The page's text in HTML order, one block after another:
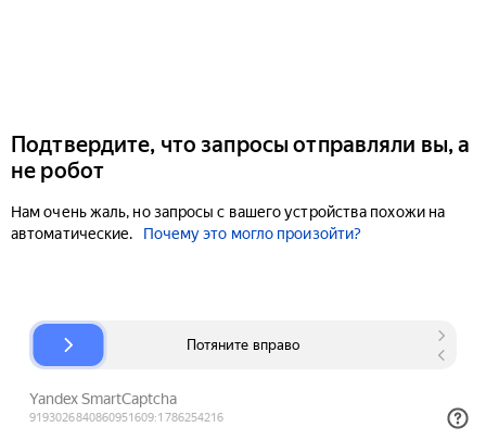
Подтвердите, что запросы отправляли вы, а
не робот
Нам очень жаль, но запросы с вашего устройства похожи на
автоматические.
Почему это могло произойти?